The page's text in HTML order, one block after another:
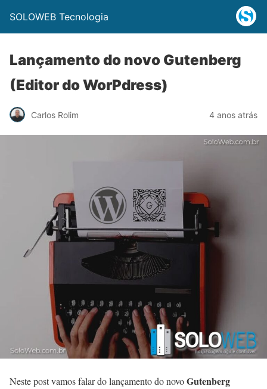
SOLOWEB Tecnologia
Lançamento do novo Gutenberg
(Editor do WorPdress)
Carlos Rolim 4 anos atrás
Neste post vamos falar do lançamento do novoGutenberg